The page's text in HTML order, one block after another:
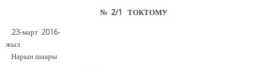
№ 2/1 ТОКТОМУ
23-март 2016-
жыл
Нарын шаары